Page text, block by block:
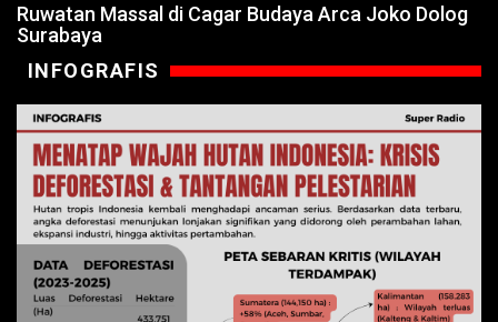
Ruwatan Massal di Cagar Budaya Arca Joko Dolog
Surabaya
INFOGRAFIS